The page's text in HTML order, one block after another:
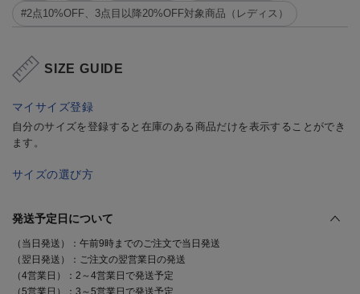
#2点10%OFF、3点目以降20%OFF対象商品（レディス）
SIZE GUIDE
マイサイズ登録
自分のサイズを登録すると在庫のある商品だけを表示することができ
ます。
サイズの選び方
発送予定日について
（当日発送）：午前9時までのご注文で当日発送
（翌日発送）：ご注文の翌営業日の発送
（4営業日）：2～4営業日で発送予定
（5営業日）：3～5営業日で発送予定